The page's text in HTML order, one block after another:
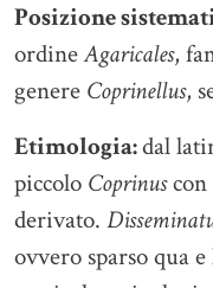
Posizione
ordineAgaricales,
genere Coprinellus,
Etimologia:dal
piccolo Coprinus
derivato.
ovvero sparso qua